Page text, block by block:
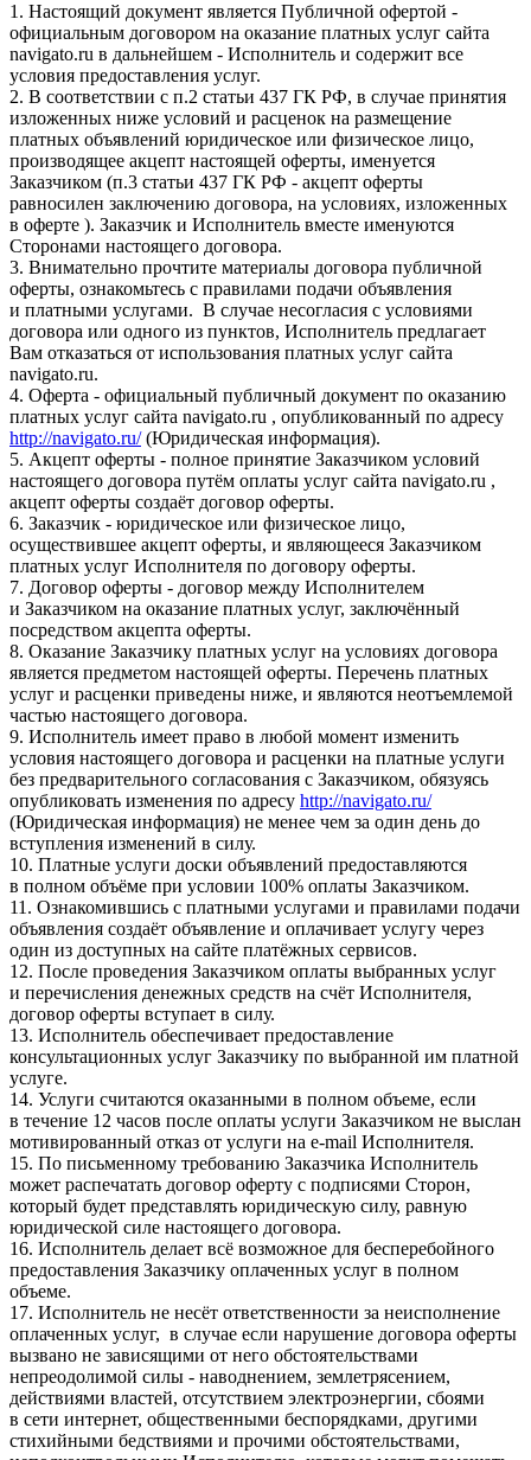
1. Настоящий документ является Публичной офертой -
официальным договором на оказание платных услуг сайта
navigato.ru в дальнейшем - Исполнитель и содержит все
условия предоставления услуг.
2. В соответствии с п.2 статьи 437 ГК РФ, в случае принятия
изложенных ниже условий и расценок на размещение
платных объявлений юридическое или физическое лицо,
производящее акцепт настоящей оферты, именуется
Заказчиком (п.3 статьи 437 ГК РФ - акцепт оферты
равносилен заключению договора, на условиях, изложенных
в оферте ). Заказчик и Исполнитель вместе именуются
Сторонами настоящего договора.
3. Внимательно прочтите материалы договора публичной
оферты, ознакомьтесь с правилами подачи объявления
и платными услугами. В случае несогласия с условиями
договора или одного из пунктов, Исполнитель предлагает
Вам отказаться от использования платных услуг сайта
navigato.ru.
4. Оферта - официальный публичный документ по оказанию
платных услуг сайта navigato.ru , опубликованный по адресу
http://navigato.ru/(Юридическая информация).
5. Акцепт оферты - полное принятие Заказчиком условий
настоящего договора путём оплаты услуг сайта navigato.ru ,
акцепт оферты создаёт договор оферты.
6. Заказчик - юридическое или физическое лицо,
осуществившее акцепт оферты, и являющееся Заказчиком
платных услуг Исполнителя по договору оферты.
7. Договор оферты - договор между Исполнителем
и Заказчиком на оказание платных услуг, заключённый
посредством акцепта оферты.
8. Оказание Заказчику платных услуг на условиях договора
является предметом настоящей оферты. Перечень платных
услуг и расценки приведены ниже, и являются неотъемлемой
частью настоящего договора.
9. Исполнитель имеет право в любой момент изменить
условия настоящего договора и расценки на платные услуги
без предварительного согласования с Заказчиком, обязуясь
опубликовать изменения по адресу http://navigato.ru/
(Юридическая информация) не менее чем за один день до
вступления изменений в силу.
10. Платные услуги доски объявлений предоставляются
в полном объёме при условии 100% оплаты Заказчиком.
11. Ознакомившись с платными услугами и правилами подачи
объявления создаёт объявление и оплачивает услугу через
один из доступных на сайте платёжных сервисов.
12. После проведения Заказчиком оплаты выбранных услуг
и перечисления денежных средств на счёт Исполнителя,
договор оферты вступает в силу.
13. Исполнитель обеспечивает предоставление
консультационных услуг Заказчику по выбранной им платной
услуге.
14. Услуги считаются оказанными в полном объеме, если
в течение 12 часов после оплаты услуги Заказчиком не выслан
мотивированный отказ от услуги на e-mail Исполнителя.
15. По письменному требованию Заказчика Исполнитель
может распечатать договор оферту с подписями Сторон,
который будет представлять юридическую силу, равную
юридической силе настоящего договора.
16. Исполнитель делает всё возможное для бесперебойного
предоставления Заказчику оплаченных услуг в полном
объеме.
17. Исполнитель не несёт ответственности за неисполнение
оплаченных услуг, в случае если нарушение договора оферты
вызвано не зависящими от него обстоятельствами
непреодолимой силы - наводнением, землетрясением,
действиями властей, отсутствием электроэнергии, сбоями
в сети интернет, общественными беспорядками, другими
стихийными бедствиями и прочими обстоятельствами,